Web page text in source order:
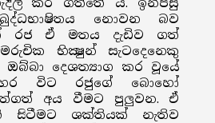
කර ගත්තේ ය. ඉන්පසු
නොවන බව
රජ ඒ මතය දැඩිව ගත්
භික්‍ෂුන් සැටදෙනෙකු
දෙශත්‍යාග කර වූයේ
විට රජුගේ බොහෝ
අය වීමට පුලුවන. ඒ
සිටීමට ශක්තියක් නැතිව